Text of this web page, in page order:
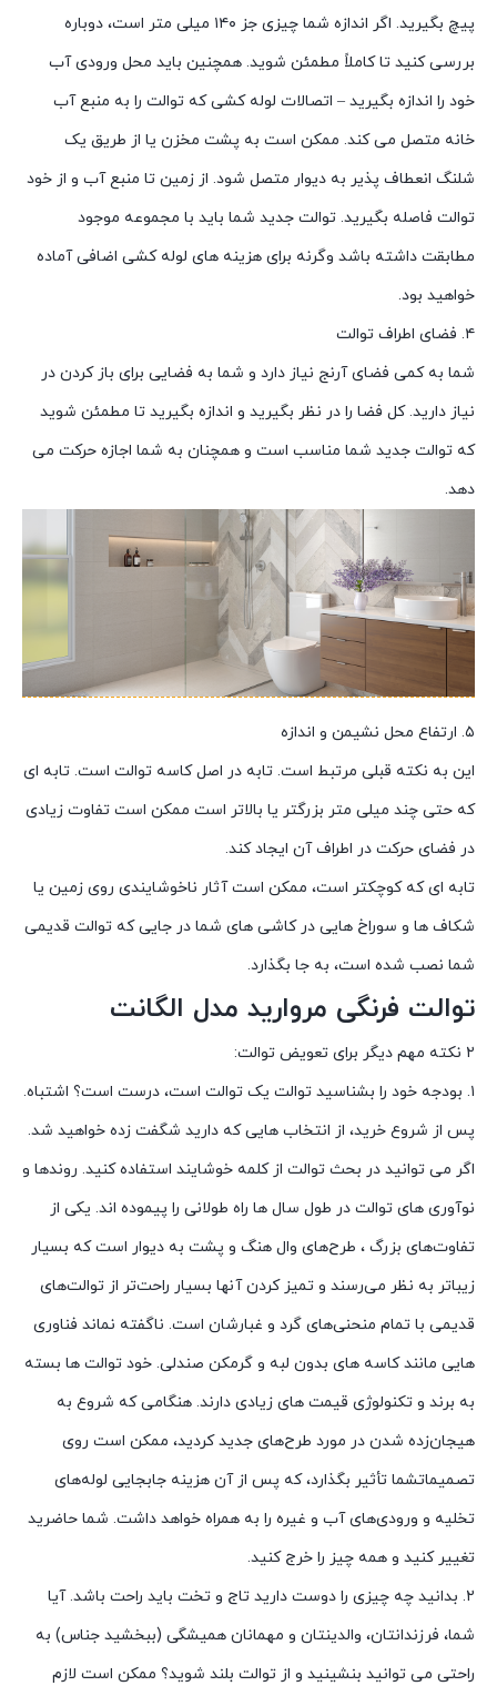
پیچ بگیرید. اگر اندازه شما چیزی جز ۱۴۰ میلی متر است، دوباره
بررسی کنید تا کاملاً مطمئن شوید. همچنین باید محل ورودی آب
خود را اندازه بگیرید – اتصالات لوله کشی که توالت را به منبع آب
خانه متصل می کند. ممکن است به پشت مخزن یا از طریق یک
شلنگ انعطاف پذیر به دیوار متصل شود. از زمین تا منبع آب و از خود
توالت فاصله بگیرید. توالت جدید شما باید با مجموعه موجود
مطابقت داشته باشد وگرنه برای هزینه های لوله کشی اضافی آماده
خواهید بود.
۴. فضای اطراف توالت
شما به کمی فضای آرنج نیاز دارد و شما به فضایی برای باز کردن در
نیاز دارید. کل فضا را در نظر بگیرید و اندازه بگیرید تا مطمئن شوید
که توالت جدید شما مناسب است و همچنان به شما اجازه حرکت می
دهد.
۵. ارتفاع محل نشیمن و اندازه
این به نکته قبلی مرتبط است. تابه در اصل کاسه توالت است. تابه ای
که حتی چند میلی متر بزرگتر یا بالاتر است ممکن است تفاوت زیادی
در فضای حرکت در اطراف آن ایجاد کند.
تابه ای که کوچکتر است، ممکن است آثار ناخوشایندی روی زمین یا
شکاف ها و سوراخ هایی در کاشی های شما در جایی که توالت قدیمی
شما نصب شده است، به جا بگذارد.
توالت فرنگی مروارید مدل الگانت
۲ نکته مهم دیگر برای تعویض توالت:
۱. بودجه خود را بشناسید توالت یک توالت است، درست است؟ اشتباه.
پس از شروع خرید، از انتخاب هایی که دارید شگفت زده خواهید شد.
اگر می توانید در بحث توالت از کلمه خوشایند استفاده کنید. روندها و
نوآوری های توالت در طول سال ها راه طولانی را پیموده اند. یکی از
تفاوت‌های بزرگ ، طرح‌های وال هنگ و پشت به دیوار است که بسیار
زیباتر به نظر می‌رسند و تمیز کردن آنها بسیار راحت‌تر از توالت‌های
قدیمی با تمام منحنی‌های گرد و غبارشان است. ناگفته نماند فناوری
هایی مانند کاسه های بدون لبه و گرمکن صندلی. خود توالت ها بسته
به برند و تکنولوژی قیمت های زیادی دارند. هنگامی که شروع به
هیجان‌زده شدن در مورد طرح‌های جدید کردید، ممکن است روی
تصمیماتشما تأثیر بگذارد، که پس از آن هزینه جابجایی لوله‌های
تخلیه و ورودی‌های آب و غیره را به همراه خواهد داشت. شما حاضرید
تغییر کنید و همه چیز را خرج کنید.
۲. بدانید چه چیزی را دوست دارید تاج و تخت باید راحت باشد. آیا
شما، فرزندانتان، والدینتان و مهمانان همیشگی (ببخشید جناس) به
راحتی می توانید بنشینید و از توالت بلند شوید؟ ممکن است لازم